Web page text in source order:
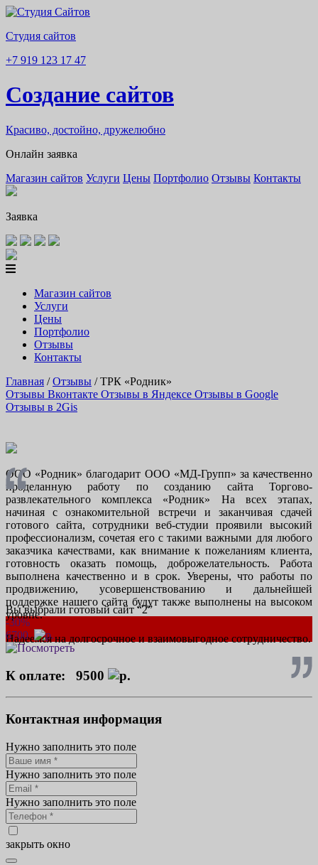
Студия сайтов
+7 919 123 17 47
Создание сайтов
Красиво, достойно, дружелюбно
Онлайн заявка
Магазин сайтов Услуги Цены Портфолио Отзывы Контакты
Заявка
Магазин сайтов
Услуги
Цены
Портфолио
Отзывы
Контакты
Главная / Отзывы / ТРК «Родник»
Отзывы Вконтакте Отзывы в Яндексе Отзывы в Google
Отзывы в 2Gis
ООО «Родник» благодарит ООО «МД-Групп» за качественно
проделанную работу по созданию сайта Торгово-
развлекательного комплекса «Родник» На всех этапах,
начиная с ознакомительной встречи и заканчивая сдачей
готового сайта, сотрудники веб-студии проявили высокий
профессионализм, сочетая его с такими важными для любого
заказчика качествами, как внимание к пожеланиям клиента,
готовность оказать помощь, доброжелательность. Работа
выполнена качественно и в срок. Уверены, что работы по
продвижению, усовершенствованию и дальнейшей
поддержке нашего сайта будут также выполнены на высоком
уровне.
Надеемся на долгосрочное и взаимовыгодное сотрудничество.
Вы выбрали готовый сайт “2”
-30%
6700
К оплате: 9500
Контактная информация
Нужно заполнить это поле
Нужно заполнить это поле
Нужно заполнить это поле
закрыть окно